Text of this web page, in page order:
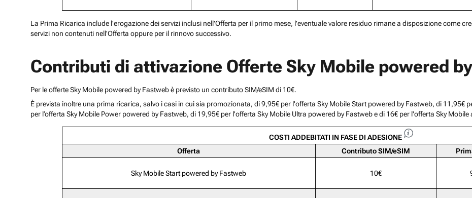
La Prima Ricarica include l'erogazione dei servizi inclusi nell'Offerta per il primo mese, l'eventuale valore residuo rimane a disposizione come
servizi non contenuti nell'Offerta oppure per il rinnovo successivo.
Contributi di attivazione Offerte Sky Mobile powered
Per le offerte Sky Mobile powered by Fastweb è previsto un contributo SIM/eSIM di 10€.
È prevista inoltre una prima ricarica, salvo i casi in cui sia promozionata, di 9,95€ per l'offerta Sky Mobile Start powered by Fastweb, di 11,95€
per l’offerta Sky Mobile Power powered by Fastweb, di 19,95€ per l'offerta Sky Mobile Ultra powered by Fastweb e di 16€ per l'offerta Sky
COSTI ADDEBITATI IN FASE DI ADESIONE
Offerta
Contributo SIM/eSIM
Sky Mobile Start powered by Fastweb 10€